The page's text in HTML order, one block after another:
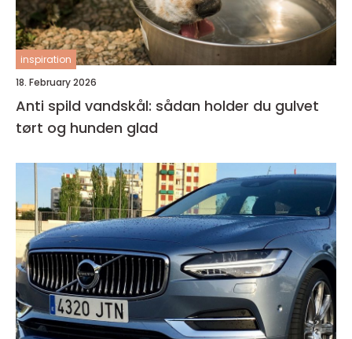
inspiration
18. February 2026
Anti spild vandskål: sådan holder du gulvet
tørt og hunden glad